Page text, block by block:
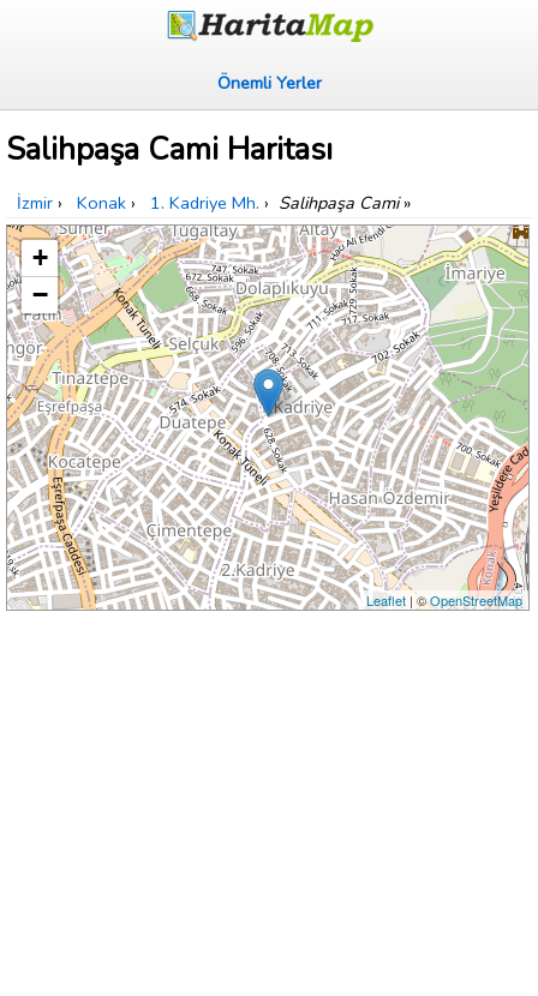
Önemli Yerler
Salihpaşa Cami Haritası
İzmir › Konak › 1. Kadriye Mh. › Salihpaşa Cami»
+
−
Leaflet| ©OpenStreetMap